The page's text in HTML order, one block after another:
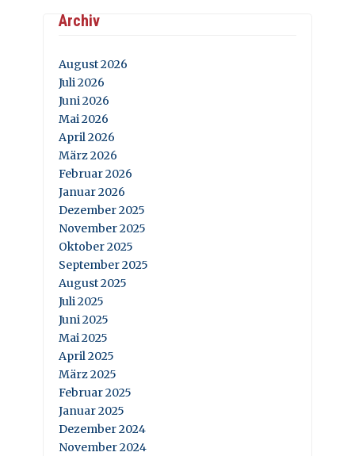
Archiv
August 2026
Juli 2026
Juni 2026
Mai 2026
April 2026
März 2026
Februar 2026
Januar 2026
Dezember 2025
November 2025
Oktober 2025
September 2025
August 2025
Juli 2025
Juni 2025
Mai 2025
April 2025
März 2025
Februar 2025
Januar 2025
Dezember 2024
November 2024